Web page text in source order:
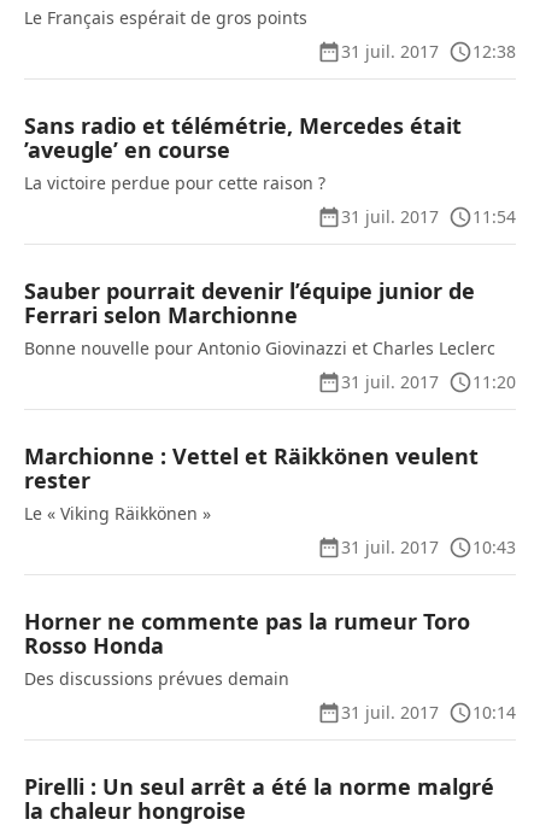
Le Français espérait de gros points
31 juil. 2017
12:38
Sans radio et télémétrie, Mercedes était
’aveugle’ en course
La victoire perdue pour cette raison ?
31 juil. 2017
11:54
Sauber pourrait devenir l’équipe junior de
Ferrari selon Marchionne
Bonne nouvelle pour Antonio Giovinazzi et Charles Leclerc
31 juil. 2017
11:20
Marchionne : Vettel et Räikkönen veulent
rester
Le « Viking Räikkönen »
31 juil. 2017
10:43
Horner ne commente pas la rumeur Toro
Rosso Honda
Des discussions prévues demain
31 juil. 2017
10:14
Pirelli : Un seul arrêt a été la norme malgré
la chaleur hongroise